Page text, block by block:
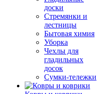
доски
Стремянки и
лестницы
Бытовая химия
Уборка
Чехлы для
гладильных
досок
Сумки-тележки